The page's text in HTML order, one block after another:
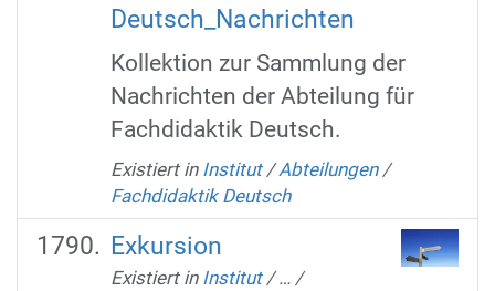
Deutsch_Nachrichten
Kollektion zur Sammlung der
Nachrichten der Abteilung für
Fachdidaktik Deutsch.
Existiert in Institut /Abteilungen /
Fachdidaktik Deutsch
Exkursion
Existiert in Institut /… /